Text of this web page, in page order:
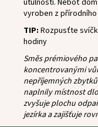
vyroben z
TIP: Rozpusťte
hodiny
Směs prémiového
koncentrovanými
nepříjemných
naplnily místnost
zvyšuje plochu
jezírka a zajišťuje